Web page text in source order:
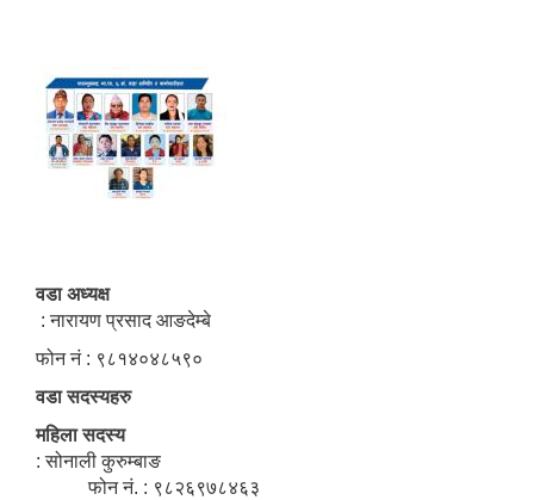
वडा अध्यक्ष
: नारायण प्रसाद आङदेम्बे
फोन नं : ९८१४०४८५९०
वडा सदस्यहरु
महिला सदस्य
: सोनाली कुरुम्बाङ
फोन नं. : ९८२६९७८४६३